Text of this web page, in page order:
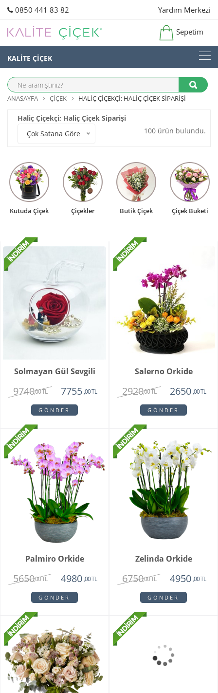
0850 441 83 82 Yardım Merkezi
Sepetim
KALİTE ÇİÇEK
ANASAYFA ÇIÇEK HALIÇ ÇIÇEKÇI; HALIÇ ÇIÇEK SIPARIŞI
Haliç Çiçekçi; Haliç Çiçek Siparişi
Çok Satana Göre
100 ürün bulundu.
Kutuda Çiçek Çiçekler Butik Çiçek Çiçek Buketi
Solmayan Gül Sevgili
9740,00 TL 7755 ,00 TL
GÖNDER
Salerno Orkide
2920,00 TL 2650 ,00 TL
GÖNDER
Palmiro Orkide
5650,00 TL 4980 ,00 TL
GÖNDER
Zelinda Orkide
6750,00 TL 4950 ,00 TL
GÖNDER